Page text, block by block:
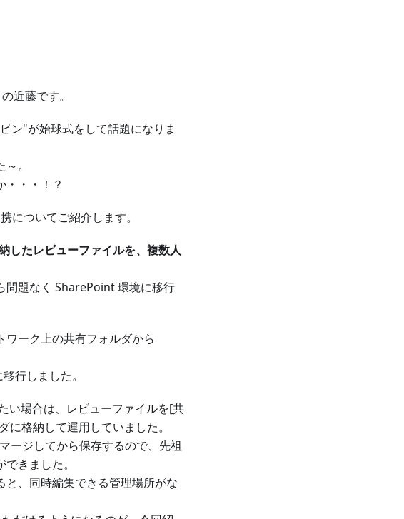
近藤です。
ン"が始球式をして話題になりま
。
・・・！？
についてご紹介します。
したレビューファイルを、複数人
問題なく SharePoint 環境に移行
ーク上の共有フォルダから
行しました。
い場合は、レビューファイルを[共
格納して運用していました。
ージしてから保存するので、先祖
きました。
と、同時編集できる管理場所がな